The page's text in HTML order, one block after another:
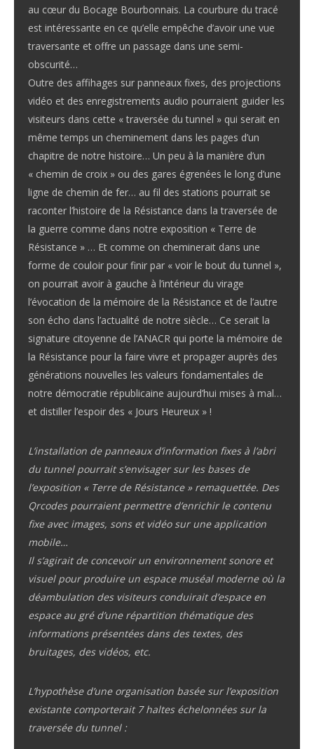
au cœur du Bocage Bourbonnais. La courbure du tracé
est intéressante en ce qu’elle empêche d’avoir une vue
traversante et offre un passage dans une semi-
obscurité…
Outre des affihages sur panneaux fixes, des projections
vidéo et des enregistrements audio pourraient guider les
visiteurs dans cette « traversée du tunnel » qui serait en
même temps un cheminement dans les pages d’un
chapitre de notre histoire… Un peu à la manière d’un
« chemin de croix » ou des gares égrenées le long d’une
ligne de chemin de fer… au fil des stations pourrait se
raconter l’histoire de la Résistance dans la traversée de
la guerre comme dans notre exposition « Terre de
Résistance » … Et comme on cheminerait dans une
forme de couloir pour finir par « voir le bout du tunnel »,
on pourrait avoir à gauche à l’intérieur du virage
l’évocation de la mémoire de la Résistance et de l’autre
son écho dans l’actualité de notre siècle… Ce serait la
signature citoyenne de l’ANACR qui porte la mémoire de
la Résistance pour la faire vivre et propager auprès des
générations nouvelles les valeurs fondamentales de
notre démocratie républicaine aujourd’hui mises à mal…
et distiller l’espoir des « Jours Heureux » !
L’installation de panneaux d’information fixes à l’abri
du tunnel pourrait s’envisager sur les bases de
l’exposition « Terre de Résistance » remaquettée. Des
Qrcodes pourraient permettre d’enrichir le contenu
fixe avec images, sons et vidéo sur une application
mobile…
Il s’agirait de concevoir un environnement sonore et
visuel pour produire un espace muséal moderne où la
déambulation des visiteurs conduirait d’espace en
espace au gré d’une répartition thématique des
informations présentées dans des textes, des
bruitages, des vidéos, etc.
L’hypothèse d’une organisation basée sur l’exposition
existante comporterait 7 haltes échelonnées sur la
traversée du tunnel :